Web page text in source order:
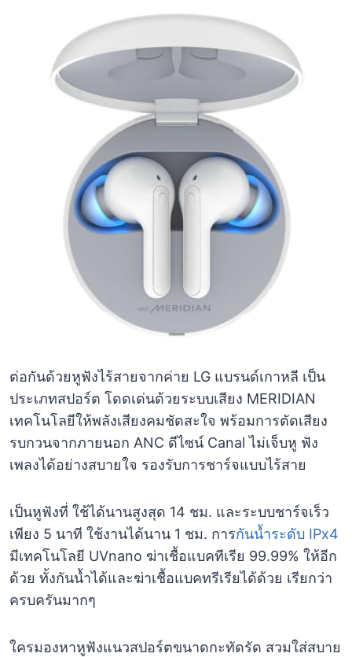
ต่อกันด้วยหูฟังไร้สายจากค่าย LG แบรนด์เกาหลี เป็น
ประเภทสปอร์ต โดดเด่นด้วยระบบเสียง MERIDIAN
เทคโนโลยีให้พลังเสียงคมชัดสะใจ พร้อมการตัดเสียง
รบกวนจากภายนอก ANC ดีไซน์ Canal ไม่เจ็บหู ฟัง
เพลงได้อย่างสบายใจ รองรับการชาร์จแบบไร้สาย
เป็นหูฟังที่ ใช้ได้นานสูงสุด 14 ชม. และระบบชาร์จเร็ว
เพียง 5 นาที ใช้งานได้นาน 1 ชม. การกันน้ำระดับ IPx4
มีเทคโนโลยี UVnano ฆ่าเชื้อแบคทีเรีย 99.99% ให้อีก
ด้วย ทั้งกันน้ำได้และฆ่าเชื้อแบคทรีเรียได้ด้วย เรียกว่า
ครบครันมากๆ
ใครมองหาหูฟังแนวสปอร์ตขนาดกะทัดรัด สวมใส่สบาย